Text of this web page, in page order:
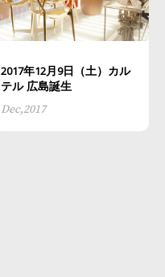
2017年12月9日（土）カル
テル 広島誕生
Dec,2017